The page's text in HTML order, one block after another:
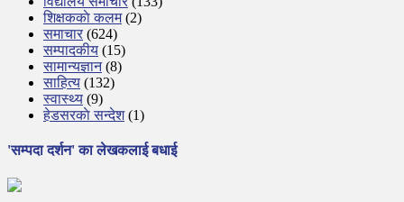
शिक्षककाे कलम(2)
समाचार (624)
सम्पादकीय (15)
सामान्यज्ञान(8)
साहित्य (132)
स्वास्थ्य (9)
हेडसरकाे सन्देश(1)
'सम्पदा दर्शन' का लेखकलाई बधाई